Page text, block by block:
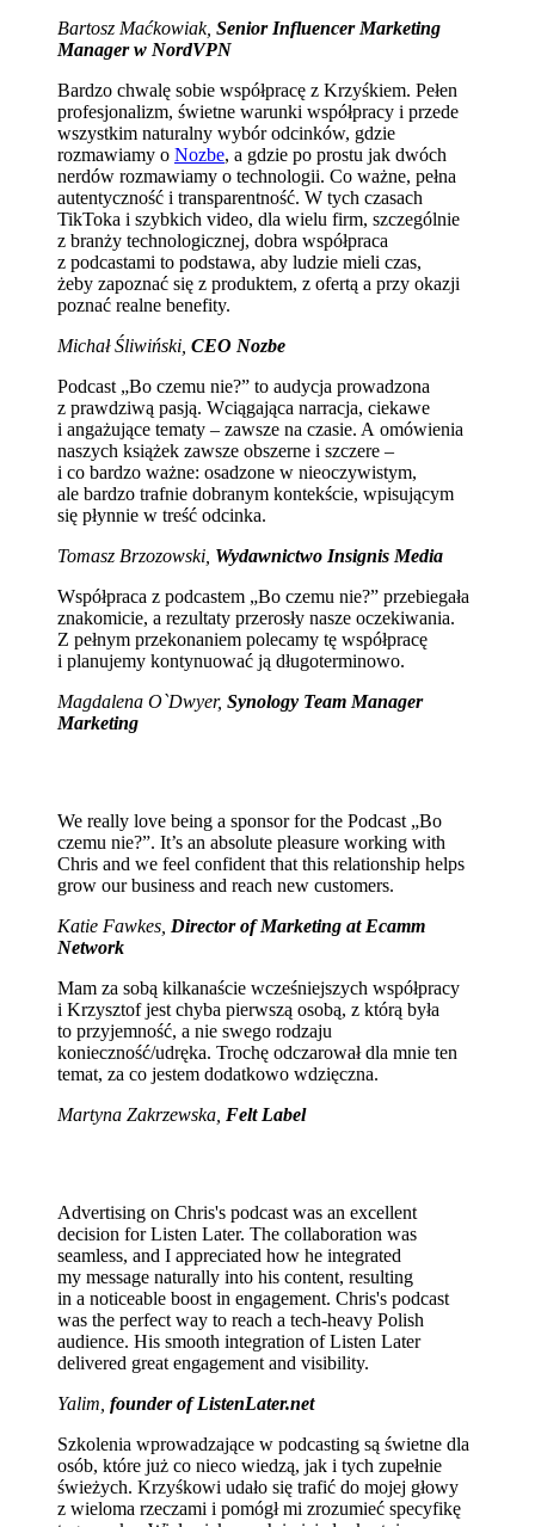
Bartosz Maćkowiak, Senior Influencer Marketing
Manager w NordVPN
Bardzo chwalę sobie współpracę z Krzyśkiem. Pełen
profesjonalizm, świetne warunki współpracy i przede
wszystkim naturalny wybór odcinków, gdzie
rozmawiamy o Nozbe, a gdzie po prostu jak dwóch
nerdów rozmawiamy o technologii. Co ważne, pełna
autentyczność i transparentność. W tych czasach
TikToka i szybkich video, dla wielu firm, szczególnie
z branży technologicznej, dobra współpraca
z podcastami to podstawa, aby ludzie mieli czas,
żeby zapoznać się z produktem, z ofertą a przy okazji
poznać realne benefity.
Michał Śliwiński, CEO Nozbe
Podcast „Bo czemu nie?” to audycja prowadzona
z prawdziwą pasją. Wciągająca narracja, ciekawe
i angażujące tematy – zawsze na czasie. A omówienia
naszych książek zawsze obszerne i szczere –
i co bardzo ważne: osadzone w nieoczywistym,
ale bardzo trafnie dobranym kontekście, wpisującym
się płynnie w treść odcinka.
Tomasz Brzozowski, Wydawnictwo Insignis Media
Współpraca z podcastem „Bo czemu nie?” przebiegała
znakomicie, a rezultaty przerosły nasze oczekiwania.
Z pełnym przekonaniem polecamy tę współpracę
i planujemy kontynuować ją długoterminowo.
Magdalena O`Dwyer, Synology Team Manager
Marketing
We really love being a sponsor for the Podcast „Bo
czemu nie?”. It’s an absolute pleasure working with
Chris and we feel confident that this relationship helps
grow our business and reach new customers.
Katie Fawkes, Director of Marketing at Ecamm
Network
Mam za sobą kilkanaście wcześniejszych współpracy
i Krzysztof jest chyba pierwszą osobą, z którą była
to przyjemność, a nie swego rodzaju
konieczność/udręka. Trochę odczarował dla mnie ten
temat, za co jestem dodatkowo wdzięczna.
Martyna Zakrzewska, Felt Label
Advertising on Chris's podcast was an excellent
decision for Listen Later. The collaboration was
seamless, and I appreciated how he integrated
my message naturally into his content, resulting
in a noticeable boost in engagement. Chris's podcast
was the perfect way to reach a tech-heavy Polish
audience. His smooth integration of Listen Later
delivered great engagement and visibility.
Yalim, founder of ListenLater.net
Szkolenia wprowadzające w podcasting są świetne dla
osób, które już co nieco wiedzą, jak i tych zupełnie
świeżych. Krzyśkowi udało się trafić do mojej głowy
z wieloma rzeczami i pomógł mi zrozumieć specyfikę